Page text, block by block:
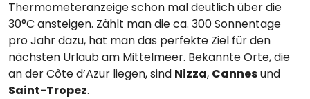
Thermometeranzeige schon mal deutlich über die
30°C ansteigen. Zählt man die ca. 300 Sonnentage
pro Jahr dazu, hat man das perfekte Ziel für den
nächsten Urlaub am Mittelmeer. Bekannte Orte, die
an der Côte d’Azur liegen, sind Nizza, Cannesund
Saint-Tropez.